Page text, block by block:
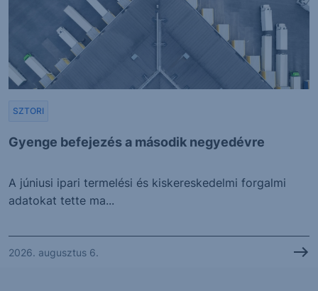
Gyenge befejezés a második negyedévre
SZTORI
A júniusi ipari termelési és kiskereskedelmi forgalmi
adatokat tette ma...
2026. augusztus 6.